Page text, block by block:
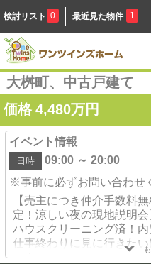
検討リスト 0 最近見た物件 1
大桝町、中古戸建て
価格 4,480万円
イベント情報
日時
09:00 ～ 20:00
※事前に必ずお問い合わせ
【売主につき仲介手数料
定！涼しい夜の現地説明会
ハウスクリーニング済！
仕事終わりに見に行きた
い！